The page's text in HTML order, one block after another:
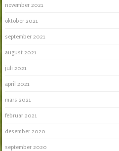
november 2021
oktober 2021
september 2021
august 2021
juli 2021
april 2021
mars 2021
februar 2021
desember 2020
september 2020